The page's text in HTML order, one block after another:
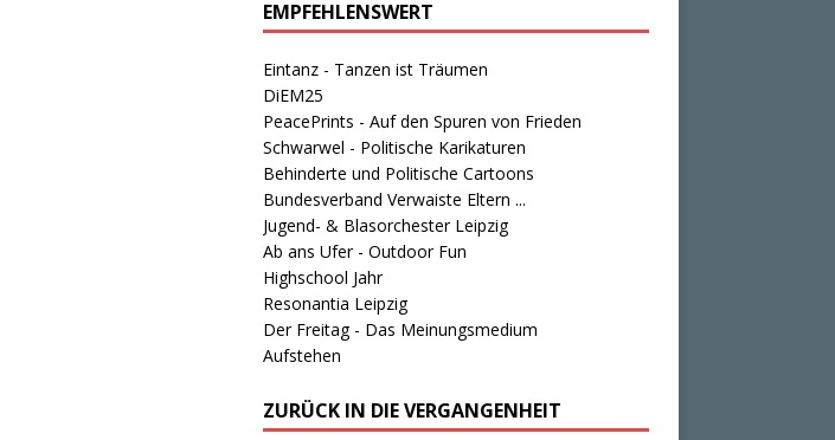
EMPFEHLENSWERT
Eintanz - Tanzen ist Träumen
DiEM25
PeacePrints - Auf den Spuren von Frieden
Schwarwel - Politische Karikaturen
Behinderte und Politische Cartoons
Bundesverband Verwaiste Eltern ...
Jugend- & Blasorchester Leipzig
Ab ans Ufer - Outdoor Fun
Highschool Jahr
Resonantia Leipzig
Der Freitag - Das Meinungsmedium
Aufstehen
ZURÜCK IN DIE VERGANGENHEIT